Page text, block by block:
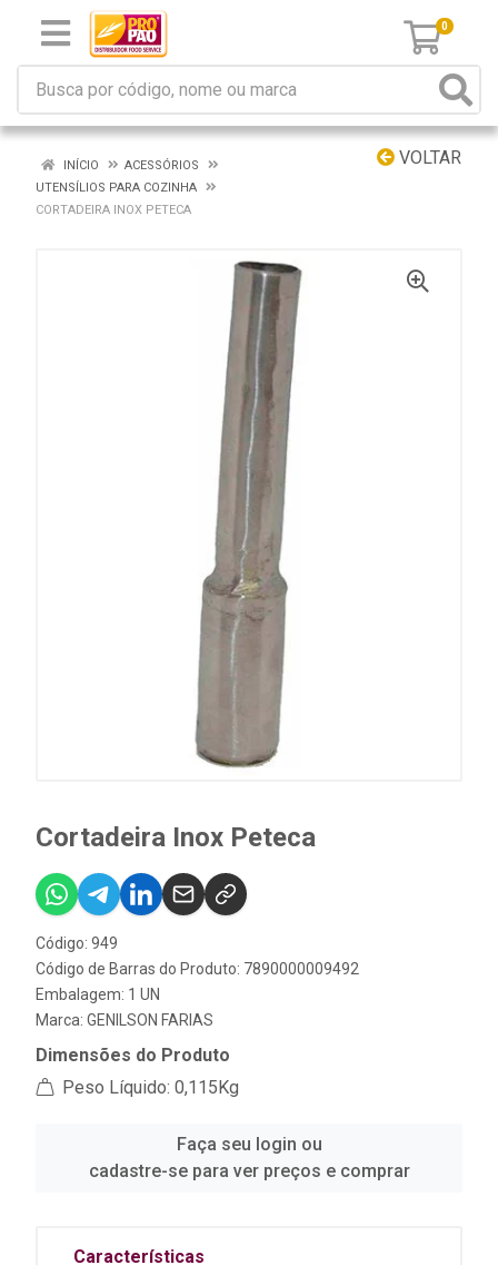
0
VOLTAR
INÍCIO
ACESSÓRIOS
UTENSÍLIOS PARA COZINHA
CORTADEIRA INOX PETECA
Cortadeira Inox Peteca
Código: 949
Código de Barras do Produto: 7890000009492
Embalagem: 1 UN
Marca: GENILSON FARIAS
Dimensões do Produto
Peso Líquido: 0,115Kg
Faça seu login ou
cadastre-se para ver preços e comprar
Características